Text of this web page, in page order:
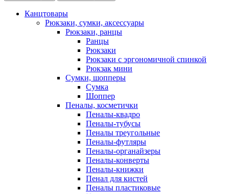
Канцтовары
Рюкзаки, сумки, аксессуары
Рюкзаки, ранцы
Ранцы
Рюкзаки
Рюкзаки с эргономичной спинкой
Рюкзак мини
Сумки, шопперы
Сумка
Шоппер
Пеналы, косметички
Пеналы-квадро
Пеналы-тубусы
Пеналы треугольные
Пеналы-футляры
Пеналы-органайзеры
Пеналы-конверты
Пеналы-книжки
Пенал для кистей
Пеналы пластиковые